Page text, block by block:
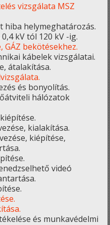
vizsgálata MSZ
hiba helymeghatározás.
kV tól 120 kV -ig.
GÁZ bekötésekhez.
kábelek vizsgálatai.
átalakítása.
és bonyolítás.
hálózatok
kialakítása.
kiépítése,
videó
és munkavédelmi